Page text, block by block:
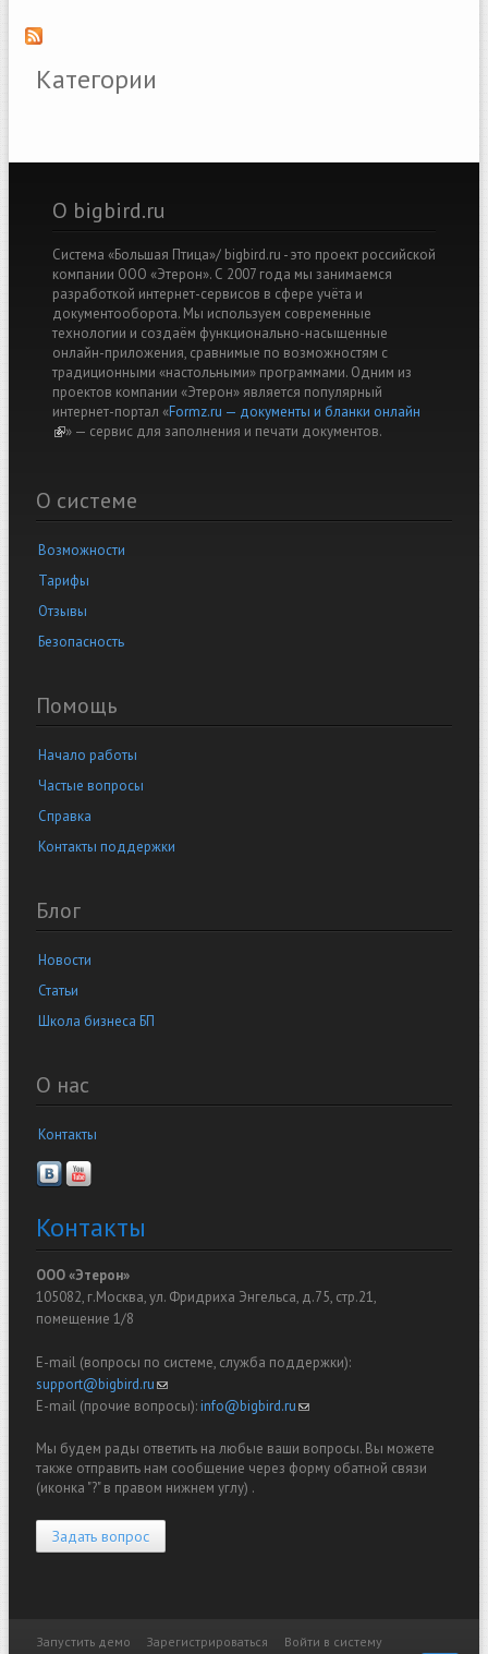
Категории
О bigbird.ru
Система «Большая Птица»/ bigbird.ru - это проект российской
компании ООО «Этерон». С 2007 года мы занимаемся
разработкой интернет-сервисов в сфере учёта и
документооборота. Мы используем современные
технологии и создаём функционально-насыщенные
онлайн-приложения, сравнимые по возможностям с
традиционными «настольными» программами. Одним из
проектов компании «Этерон» является популярный
интернет-портал «Formz.ru — документы и бланки онлайн
(link is external)
» — cервис для заполнения и печати документов.
О системе
Возможности
Тарифы
Отзывы
Безопасность
Помощь
Начало работы
Частые вопросы
Справка
Контакты поддержки
Блог
Новости
Статьи
Школа бизнеса БП
О нас
Контакты
Контакты
ООО «Этерон»
105082, г.Москва, ул. Фридриха Энгельса, д.75, стр.21,
помещение 1/8
E-mail (вопросы по системе, служба поддержки):
support@bigbird.ru(link sends e-mail)
E-mail (прочие вопросы):info@bigbird.ru(link sends e-mail)
Мы будем рады ответить на любые ваши вопросы. Вы можете
также отправить нам сообщение через форму обатной связи
(иконка "?" в правом нижнем углу) .
Задать вопрос
Запустить демо Зарегистрироваться Войти в систему